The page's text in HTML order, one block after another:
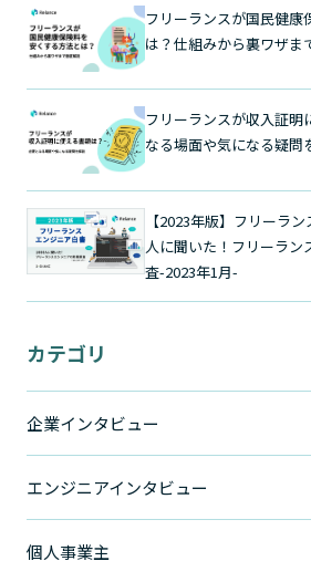
フリーランスが国民健康
は？仕組みから裏ワザま
フリーランスが収入証明
なる場面や気になる疑問
【2023年版】フリーラ
人に聞いた！フリーラン
査-2023年1月-
カテゴリ
企業インタビュー
エンジニアインタビュー
個人事業主